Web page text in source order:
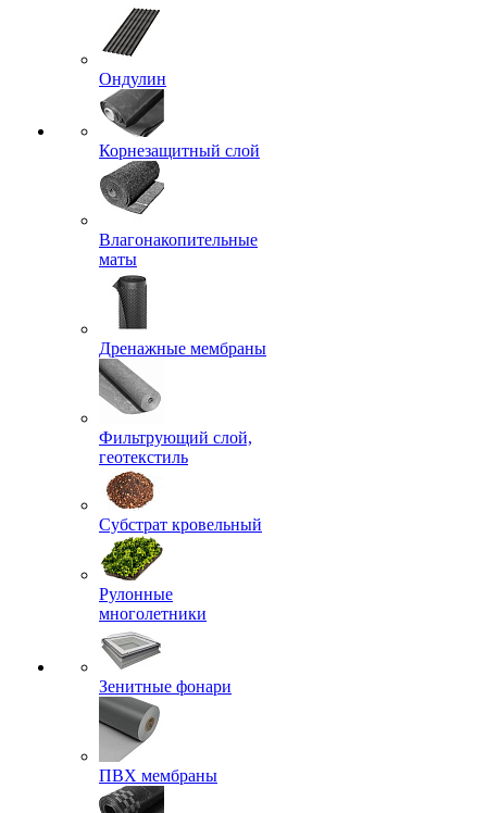
Ондулин
Корнезащитный слой
Влагонакопительные
маты
Дренажные мембраны
Фильтрующий слой,
геотекстиль
Субстрат кровельный
Рулонные
многолетники
Зенитные фонари
ПВХ мембраны